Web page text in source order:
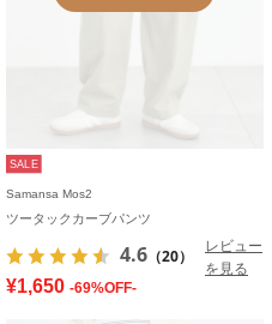
SALE
Samansa Mos2
ツータックカーブパンツ
4.6 （20）
レビュー
を見る
¥1,650 -69%OFF-